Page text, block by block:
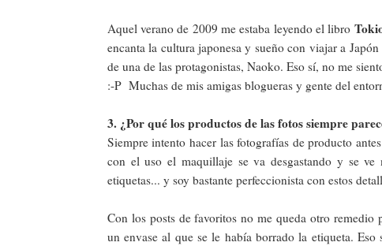
Aquel verano de 2009 me estaba leyendo el libro
encanta la cultura japonesa y sueño con viajar a
de una de las protagonistas, Naoko. Eso sí, no me
:-P Muchas de mis amigas blogueras y gente del
3. ¿Por qué los productos de las fotos siempre
Siempre intento hacer las fotografías de producto
con el uso el maquillaje se va desgastando y se
etiquetas... y soy bastante perfeccionista con estos
Con los posts de favoritos no me queda otro
un envase al que se le había borrado la etiqueta.